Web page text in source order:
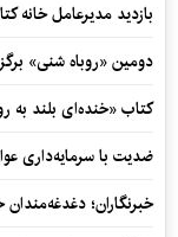
بازدید مدیرعامل خانه
دومین «روباه شنی»
کتاب «خنده‌ای بلند به
ضدیت با سرمایه‌داری
خبرنگاران؛ دغدغه‌مندان